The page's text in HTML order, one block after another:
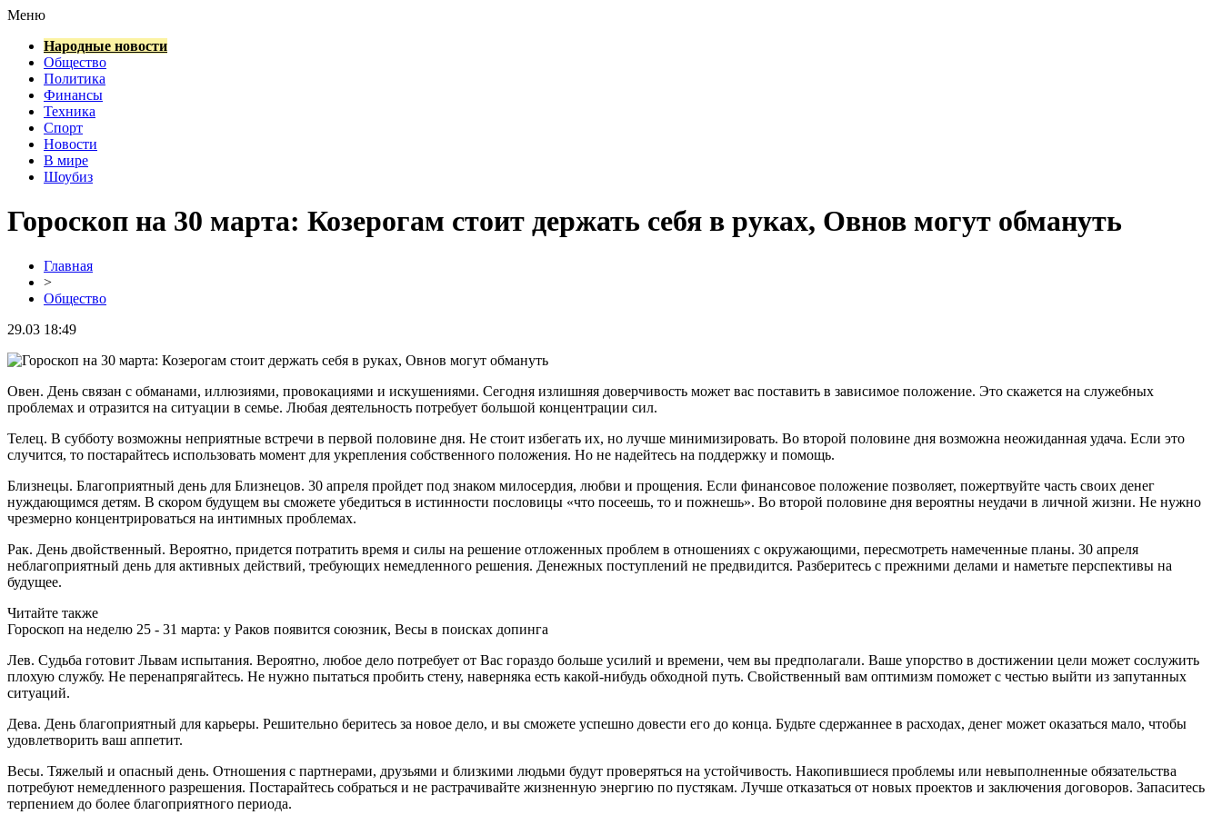
Меню
Народные новости
Общество
Политика
Финансы
Техника
Спорт
Новости
В мире
Шоубиз
Гороскоп на 30 марта: Козерогам стоит держать себя в руках, Овнов могут обмануть
Главная
>
Общество
29.03 18:49
Овен. День связан с обманами, иллюзиями, провокациями и искушениями. Сегодня излишняя доверчивость может вас поставить в зависимое положение. Это скажется на служебных
проблемах и отразится на ситуации в семье. Любая деятельность потребует большой концентрации сил.
Телец. В субботу возможны неприятные встречи в первой половине дня. Не стоит избегать их, но лучше минимизировать. Во второй половине дня возможна неожиданная удача. Если это
случится, то постарайтесь использовать момент для укрепления собственного положения. Но не надейтесь на поддержку и помощь.
Близнецы. Благоприятный день для Близнецов. 30 апреля пройдет под знаком милосердия, любви и прощения. Если финансовое положение позволяет, пожертвуйте часть своих денег
нуждающимся детям. В скором будущем вы сможете убедиться в истинности пословицы «что посеешь, то и пожнешь». Во второй половине дня вероятны неудачи в личной жизни. Не нужно
чрезмерно концентрироваться на интимных проблемах.
Рак. День двойственный. Вероятно, придется потратить время и силы на решение отложенных проблем в отношениях с окружающими, пересмотреть намеченные планы. 30 апреля
неблагоприятный день для активных действий, требующих немедленного решения. Денежных поступлений не предвидится. Разберитесь с прежними делами и наметьте перспективы на
будущее.
Читайте также
Гороскоп на неделю 25 - 31 марта: у Раков появится союзник, Весы в поисках допинга
Лев. Судьба готовит Львам испытания. Вероятно, любое дело потребует от Вас гораздо больше усилий и времени, чем вы предполагали. Ваше упорство в достижении цели может сослужить
плохую службу. Не перенапрягайтесь. Не нужно пытаться пробить стену, наверняка есть какой-нибудь обходной путь. Свойственный вам оптимизм поможет с честью выйти из запутанных
ситуаций.
Дева. День благоприятный для карьеры. Решительно беритесь за новое дело, и вы сможете успешно довести его до конца. Будьте сдержаннее в расходах, денег может оказаться мало, чтобы
удовлетворить ваш аппетит.
Весы. Тяжелый и опасный день. Отношения с партнерами, друзьями и близкими людьми будут проверяться на устойчивость. Накопившиеся проблемы или невыполненные обязательства
потребуют немедленного разрешения. Постарайтесь собраться и не растрачивайте жизненную энергию по пустякам. Лучше отказаться от новых проектов и заключения договоров. Запаситесь
терпением до более благоприятного периода.